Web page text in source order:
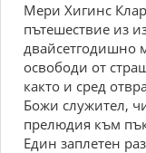
Мери Хигинс
пътешествие из
двайсетгодишно
освободи от
както и сред
Божи служител,
прелюдия към
Един заплетен